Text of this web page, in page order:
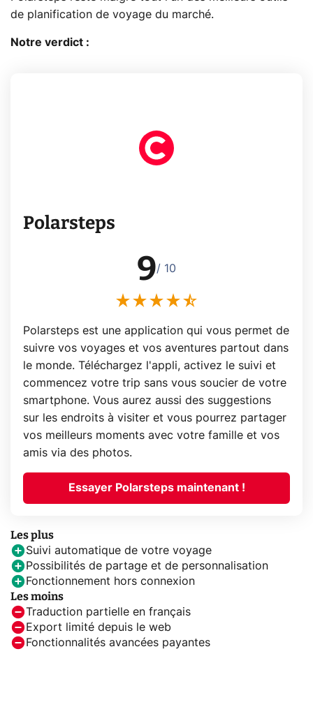
de planification de voyage du marché.
Notre verdict :
Polarsteps
9/ 10
Polarsteps est une application qui vous permet de
suivre vos voyages et vos aventures partout dans
le monde. Téléchargez l'appli, activez le suivi et
commencez votre trip sans vous soucier de votre
smartphone. Vous aurez aussi des suggestions
sur les endroits à visiter et vous pourrez partager
vos meilleurs moments avec votre famille et vos
amis via des photos.
Essayer Polarsteps maintenant !
Les plus
Suivi automatique de votre voyage
Possibilités de partage et de personnalisation
Fonctionnement hors connexion
Les moins
Traduction partielle en français
Export limité depuis le web
Fonctionnalités avancées payantes